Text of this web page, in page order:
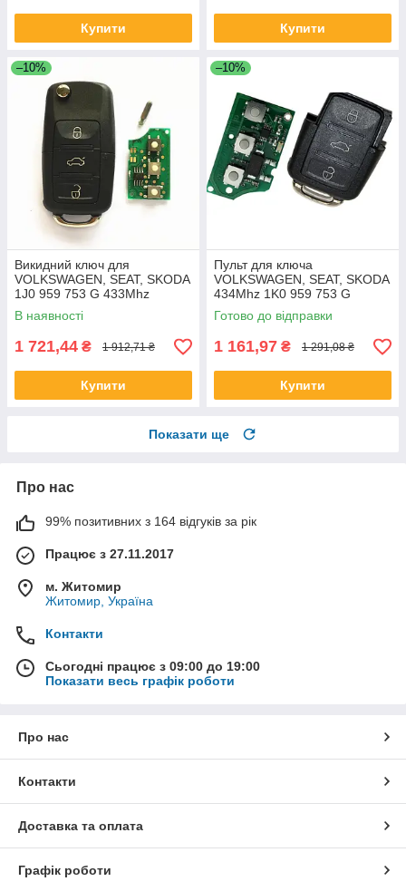
Купити Купити
–10%
Викидний ключ для
VOLKSWAGEN, SEAT, SKODA
1J0 959 753 G 433Mhz
В наявності
1 721,44 ₴ 1 912,71 ₴
Купити
–10%
Пульт для ключа
VOLKSWAGEN, SEAT, SKODA
434Mhz 1K0 959 753 G
Готово до відправки
1 161,97 ₴ 1 291,08 ₴
Купити
Показати ще
Про нас
99% позитивних з 164 відгуків за рік
Працює з 27.11.2017
м. Житомир
Житомир, Україна
Контакти
Сьогодні працює з 09:00 до 19:00
Показати весь графік роботи
Про нас
Контакти
Доставка та оплата
Графік роботи